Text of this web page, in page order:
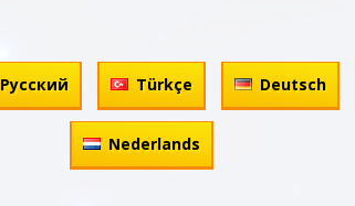
Русский Türkçe Deutsch
Nederlands